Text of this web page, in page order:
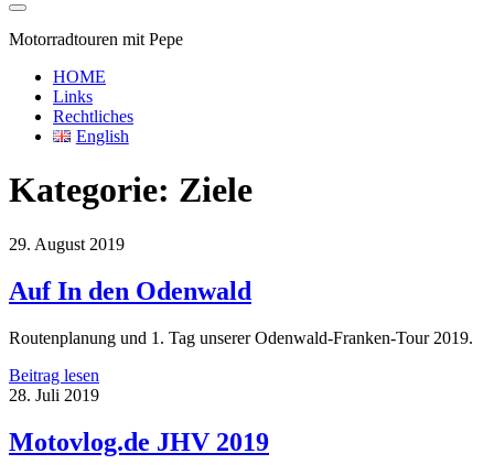
Motorradtouren mit Pepe
HOME
Links
Rechtliches
English
Kategorie: Ziele
29. August 2019
Auf In den Odenwald
Routenplanung und 1. Tag unserer Odenwald-Franken-Tour 2019.
Beitrag lesen
In
Odenwald
28. Juli 2019
Motovlog.de JHV 2019